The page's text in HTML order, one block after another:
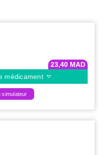
23,40 MAD
médicament
simulateur